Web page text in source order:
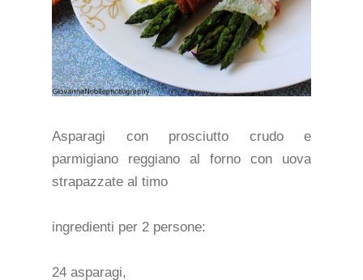
Asparagi con prosciutto crudo e
parmigiano reggiano al forno con uova
strapazzate al timo
ingredienti per 2 persone:
24 asparagi,